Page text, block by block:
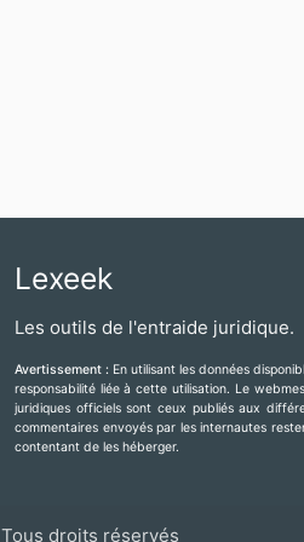
Lexeek
Les outils de l'entraide juridique.
Avertissement : En utilisant les données
responsabilité liée à cette utilisation. Le
juridiques officiels sont ceux publiés aux
commentaires envoyés par les internautes
contentant de les héberger.
Tous droits réservés